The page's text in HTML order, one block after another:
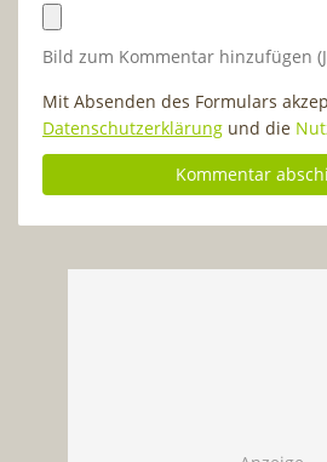
Bild zum Kommentar hinzufügen
Mit Absenden des Formulars
Datenschutzerklärung und die